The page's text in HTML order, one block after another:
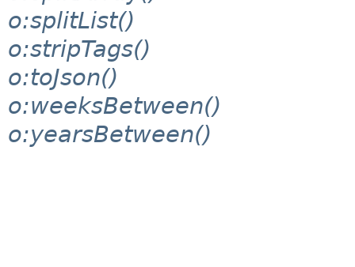
o:splitList()
o:stripTags()
o:toJson()
o:weeksBetween()
o:yearsBetween()